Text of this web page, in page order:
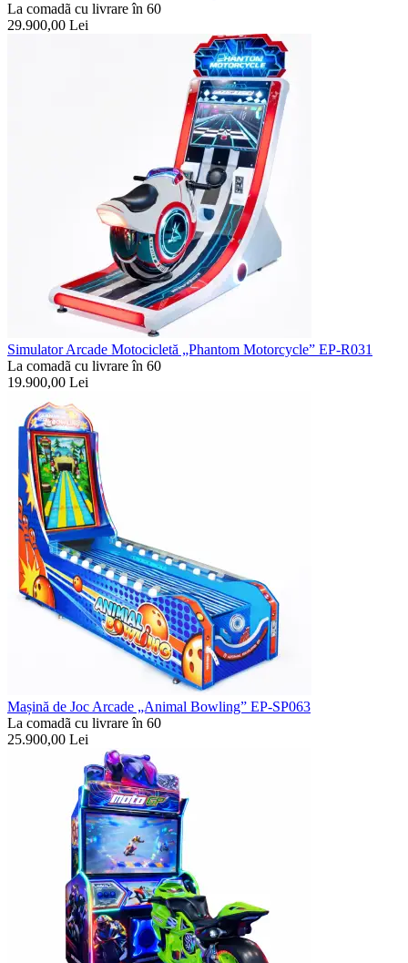
La comadã cu livrare în 60
29.900,00 Lei
Simulator Arcade Motocicletă „Phantom Motorcycle” EP-R031
La comadã cu livrare în 60
19.900,00 Lei
Mașină de Joc Arcade „Animal Bowling” EP-SP063
La comadã cu livrare în 60
25.900,00 Lei